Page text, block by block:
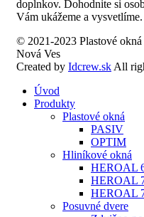
doplnkov. Dohodnite si
Vám ukážeme a vysvetlíme.
© 2021-2023 Plastové
Nová Ves
Created by Idcrew.skAll
Úvod
Produkty
Plastové okná
PASIV
OPTIM
Hliníkové okná
HEROAL
HEROAL
HEROAL
Posuvné dvere